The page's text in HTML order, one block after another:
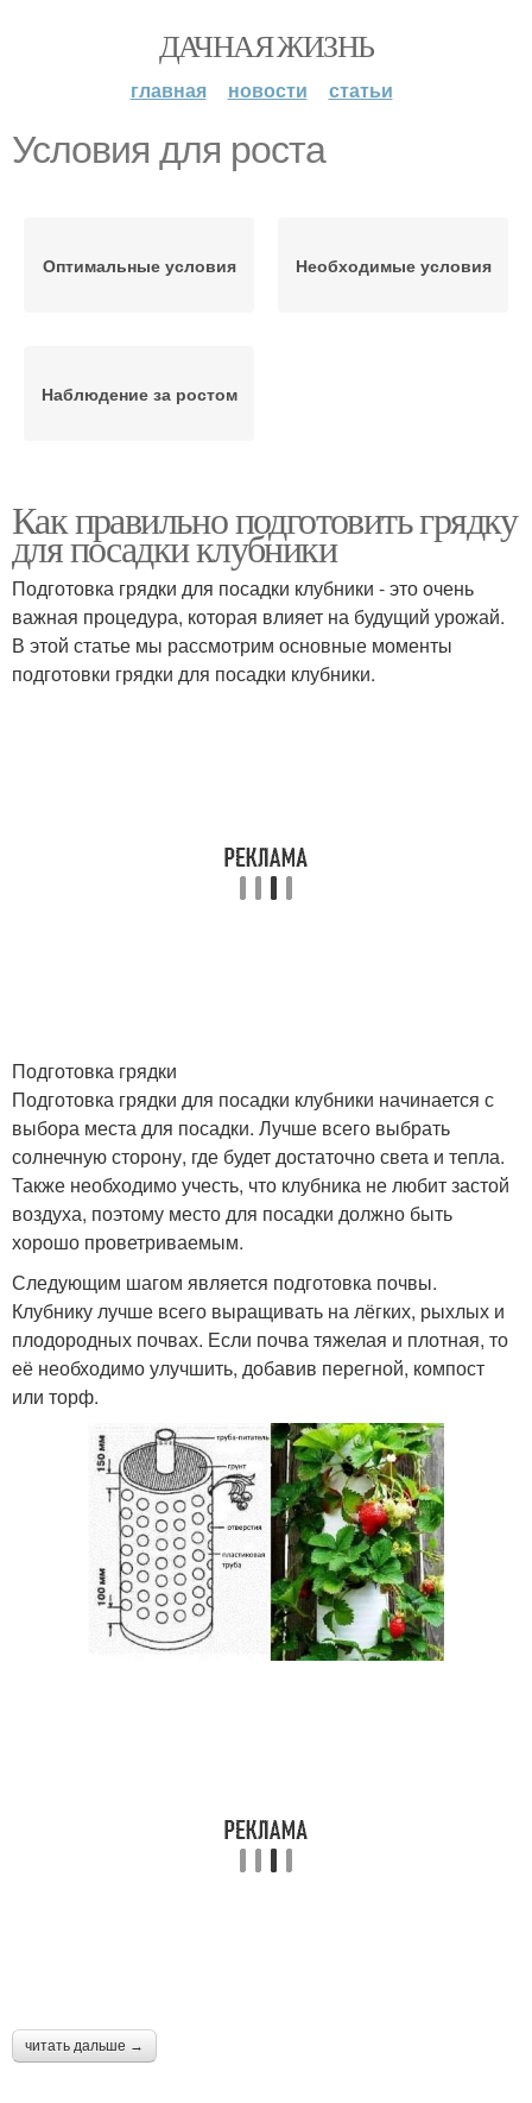
ДАЧНАЯ ЖИЗНЬ
главная новости статьи
Условия для роста
Оптимальные условия Необходимые условия
Наблюдение за ростом
Как правильно подготовить грядку
для посадки клубники
Подготовка грядки для посадки клубники - это очень
важная процедура, которая влияет на будущий урожай.
В этой статье мы рассмотрим основные моменты
подготовки грядки для посадки клубники.
Подготовка грядки
Подготовка грядки для посадки клубники начинается с
выбора места для посадки. Лучше всего выбрать
солнечную сторону, где будет достаточно света и тепла.
Также необходимо учесть, что клубника не любит застой
воздуха, поэтому место для посадки должно быть
хорошо проветриваемым.
Следующим шагом является подготовка почвы.
Клубнику лучше всего выращивать на лёгких, рыхлых и
плодородных почвах. Если почва тяжелая и плотная, то
её необходимо улучшить, добавив перегной, компост
или торф.
читать дальше →